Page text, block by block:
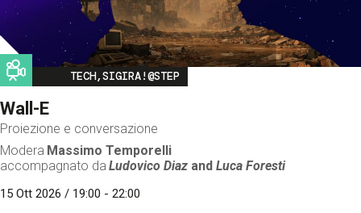
Image
TECH,SIGIRA!@STEP
Wall-E
Proiezione e conversazione
Modera Massimo Temporelli
accompagnato da Ludovico Diaz andLuca Foresti
15 Ott 2026 / 19:00 - 22:00